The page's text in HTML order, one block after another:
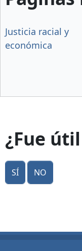
Justicia racial y
económica
¿Fue
Sí No